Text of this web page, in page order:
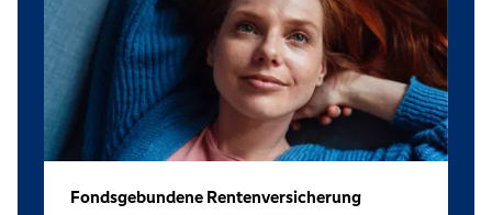
Fondsgebundene Rentenversicherung